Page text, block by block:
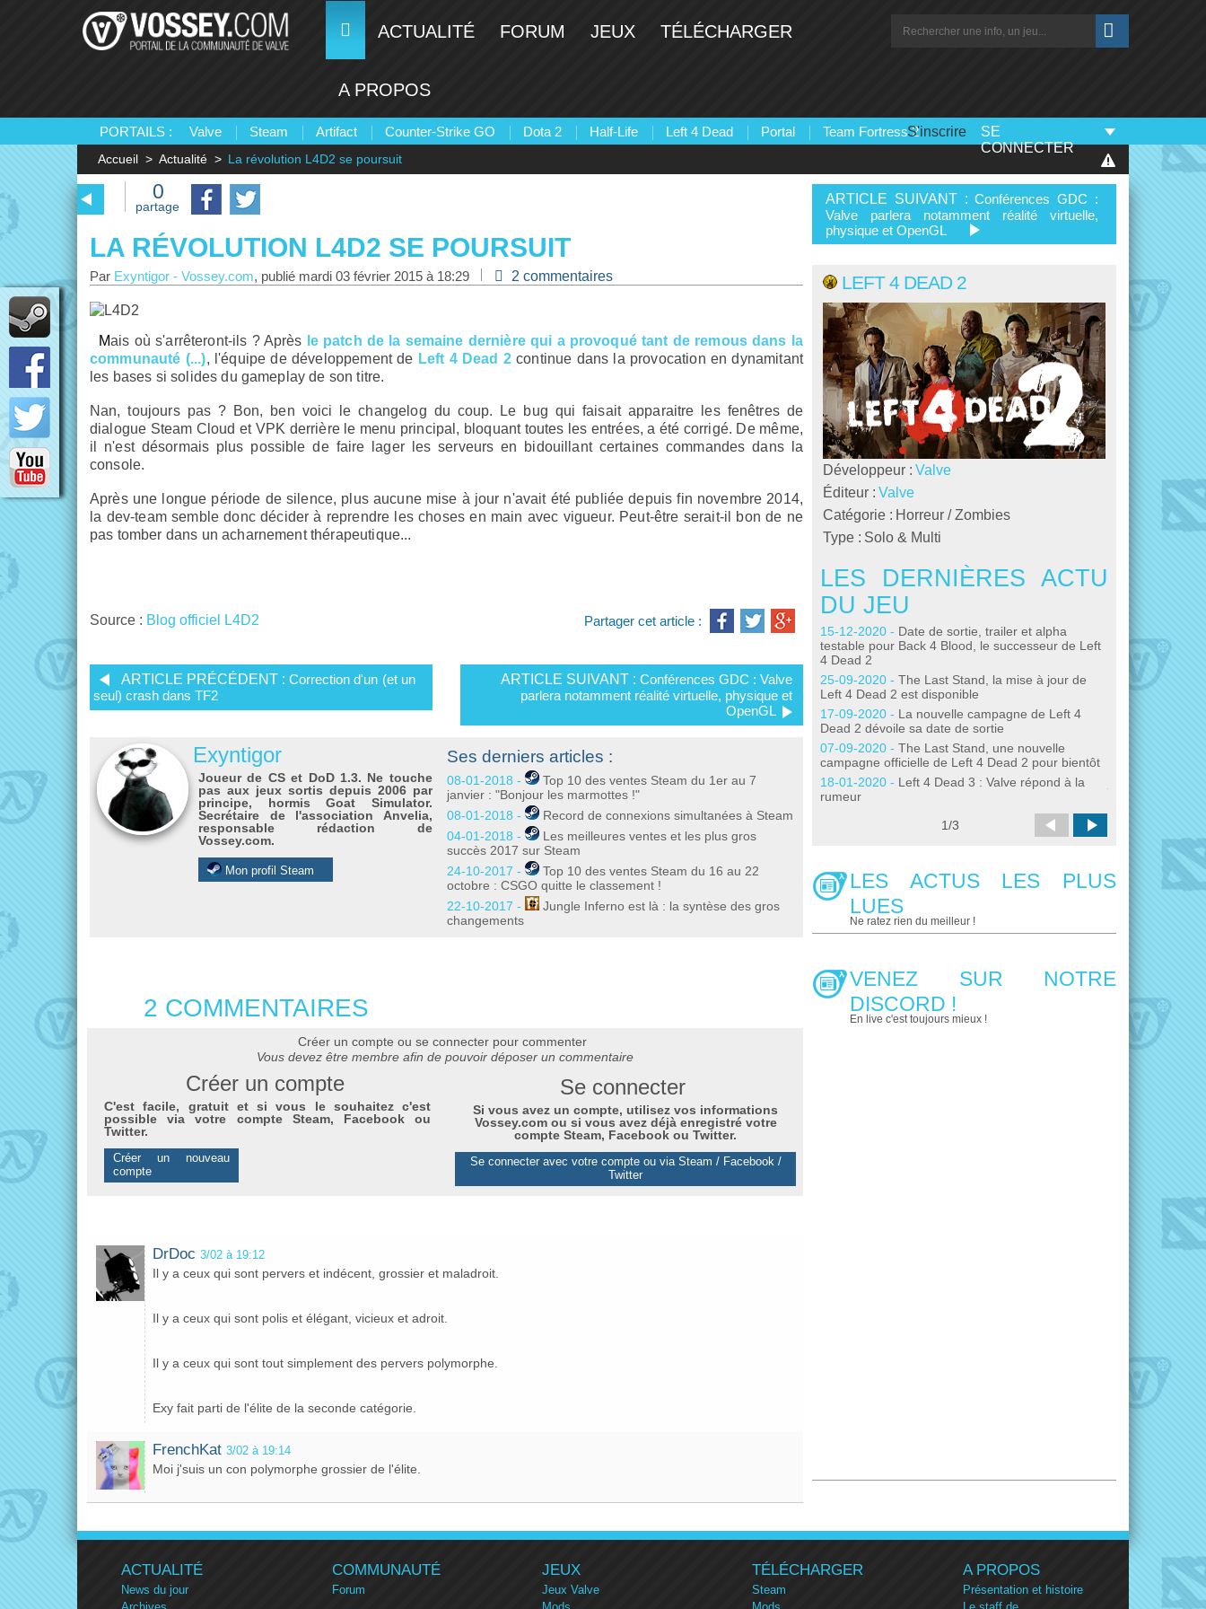
PORTAILS : Valve Steam Artifact Counter-Strike GO Dota 2 Half-Life Left 4 Dead Portal Team Fortress 2
ACTUALITÉ FORUM JEUX TÉLÉCHARGER
A PROPOS
S'inscrire
SE
CONNECTER
Accueil Actualité La révolution L4D2 se poursuit
0
partage
LA RÉVOLUTION L4D2 SE POURSUIT
Par Exyntigor - Vossey.com, publié mardi 03 février 2015 à 18:29 2 commentaires
Mais où s'arrêteront-ils ? Après le patch de la semaine dernière qui a provoqué tant de remous dans la
communauté (...), l'équipe de développement de Left 4 Dead 2continue dans la provocation en dynamitant
les bases si solides du gameplay de son titre.
Nan, toujours pas ? Bon, ben voici le changelog du coup. Le bug qui faisait apparaitre les fenêtres de
dialogue Steam Cloud et VPK derrière le menu principal, bloquant toutes les entrées, a été corrigé. De même,
il n'est désormais plus possible de faire lager les serveurs en bidouillant certaines commandes dans la
console.
Après une longue période de silence, plus aucune mise à jour n'avait été publiée depuis fin novembre 2014,
la dev-team semble donc décider à reprendre les choses en main avec vigueur. Peut-être serait-il bon de ne
pas tomber dans un acharnement thérapeutique...
Source : Blog officiel L4D2 Partager cet article :
ARTICLE PRÉCÉDENT : Correction d'un (et un
seul) crash dans TF2
ARTICLE SUIVANT : Conférences GDC : Valve
parlera notamment réalité virtuelle, physique et
OpenGL
Exyntigor
Joueur de CS et DoD 1.3. Ne touche
pas aux jeux sortis depuis 2006 par
principe, hormis Goat Simulator.
Secrétaire de l'association Anvelia,
responsable rédaction de
Vossey.com.
Mon profil Steam
Ses derniers articles :
08-01-2018 -
Top 10 des ventes Steam du 1er au 7
janvier : "Bonjour les marmottes !"
08-01-2018 -
Record de connexions simultanées à Steam
04-01-2018 -
Les meilleures ventes et les plus gros
succès 2017 sur Steam
24-10-2017 -
Top 10 des ventes Steam du 16 au 22
octobre : CSGO quitte le classement !
22-10-2017 -
Jungle Inferno est là : la syntèse des gros
changements
2 COMMENTAIRES
Créer un compte ou se connecter pour commenter
Vous devez être membre afin de pouvoir déposer un commentaire
Créer un compte
C'est facile, gratuit et si vous le souhaitez c'est
possible via votre compte Steam, Facebook ou
Twitter.
Créer un nouveau
compte
Se connecter
Si vous avez un compte, utilisez vos informations
Vossey.com ou si vous avez déjà enregistré votre
compte Steam, Facebook ou Twitter.
Se connecter avec votre compte ou via Steam / Facebook /
Twitter
DrDoc 3/02 à 19:12
Il y a ceux qui sont pervers et indécent, grossier et maladroit.
Il y a ceux qui sont polis et élégant, vicieux et adroit.
Il y a ceux qui sont tout simplement des pervers polymorphe.
Exy fait parti de l'élite de la seconde catégorie.
FrenchKat 3/02 à 19:14
Moi j'suis un con polymorphe grossier de l'élite.
ARTICLE SUIVANT : Conférences GDC :
Valve parlera notamment réalité virtuelle,
physique et OpenGL
LEFT 4 DEAD 2
Développeur : Valve
Éditeur : Valve
Catégorie : Horreur / Zombies
Type : Solo & Multi
LES DERNIÈRES ACTU
DU JEU
15-12-2020 - Date de sortie, trailer et alpha
testable pour Back 4 Blood, le successeur de Left
4 Dead 2
25-09-2020 - The Last Stand, la mise à jour de
Left 4 Dead 2 est disponible
17-09-2020 - La nouvelle campagne de Left 4
Dead 2 dévoile sa date de sortie
07-09-2020 - The Last Stand, une nouvelle
campagne officielle de Left 4 Dead 2 pour bientôt
18-01-2020 - Left 4 Dead 3 : Valve répond à la
rumeur
pas créée par
06-07-2018 -
une licence
1/3
LES ACTUS LES PLUS
LUES
Ne ratez rien du meilleur !
VENEZ SUR NOTRE
DISCORD !
En live c'est toujours mieux !
ACTUALITÉ
News du jour
COMMUNAUTÉ
Forum
JEUX
Jeux Valve
TÉLÉCHARGER
Steam
A PROPOS
Présentation et histoire